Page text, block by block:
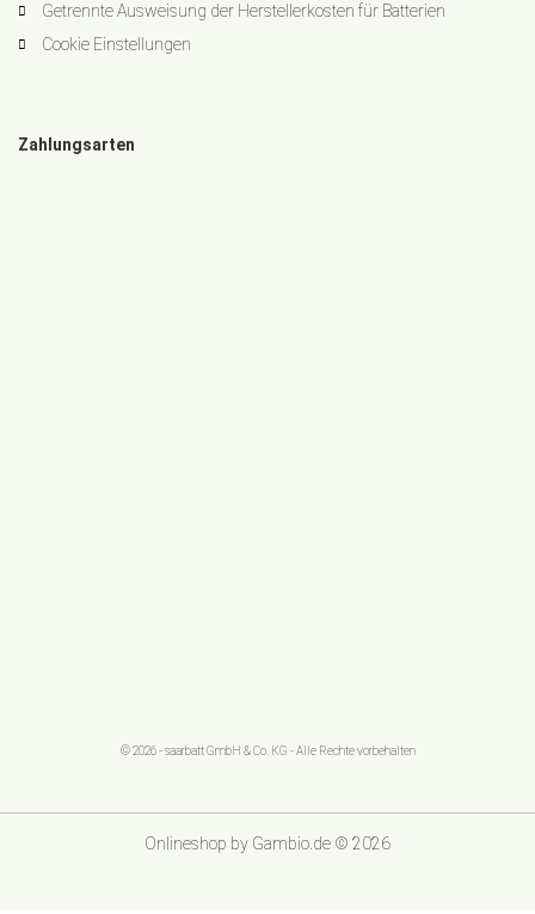
Getrennte Ausweisung der Herstellerkosten für Batterien
Cookie Einstellungen
Zahlungsarten
© 2026 - saarbatt GmbH & Co. KG - Alle Rechte vorbehalten
Onlineshop by Gambio.de © 2026